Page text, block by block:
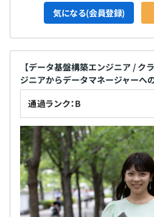
気になる(会員登録)
【データ基盤構築エンジニア / ク
ジニアからデータマネージャーへ
通過ランク：B